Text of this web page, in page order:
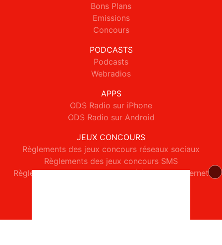
Bons Plans
Emissions
Concours
PODCASTS
Podcasts
Webradios
APPS
ODS Radio sur iPhone
ODS Radio sur Android
JEUX CONCOURS
Règlements des jeux concours réseaux sociaux
Règlements des jeux concours SMS
Règlements des jeux concours téléphone et internet